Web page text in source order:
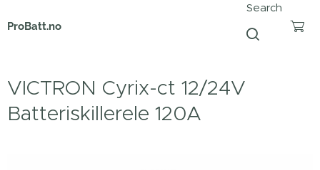
ProBatt.no
Search
VICTRON Cyrix-ct 12/24V
Batteriskillerele 120A